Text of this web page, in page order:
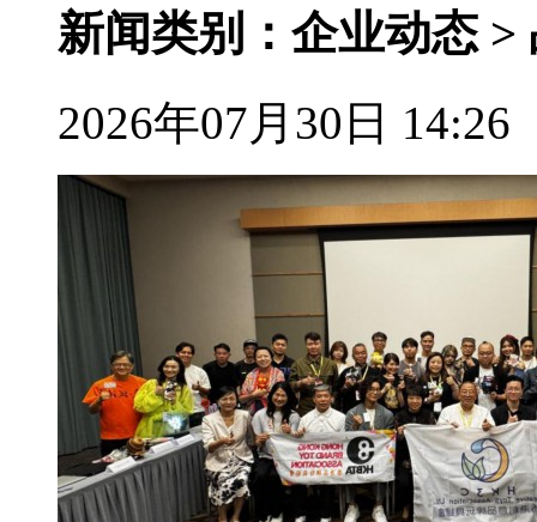
新闻类别：企业动态 >
2026年07月30日 14:26